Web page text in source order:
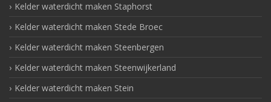
Kelder waterdicht maken Staphorst
Kelder waterdicht maken Stede Broec
Kelder waterdicht maken Steenbergen
Kelder waterdicht maken Steenwijkerland
Kelder waterdicht maken Stein